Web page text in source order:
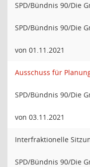
SPD/Bündnis 90/Die
SPD/Bündnis 90/Die
von 01.11.2021
Ausschuss für
SPD/Bündnis 90/Die
von 03.11.2021
Interfraktionelle
SPD/Bündnis 90/Die